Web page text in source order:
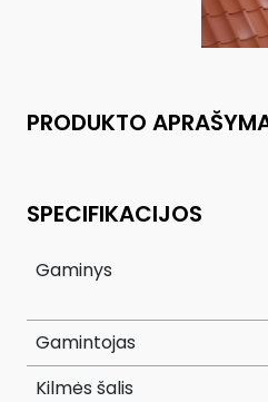
PRODUKTO
SPECIFIKACIJOS
Gaminys
Gamintojas
Kilmės šalis